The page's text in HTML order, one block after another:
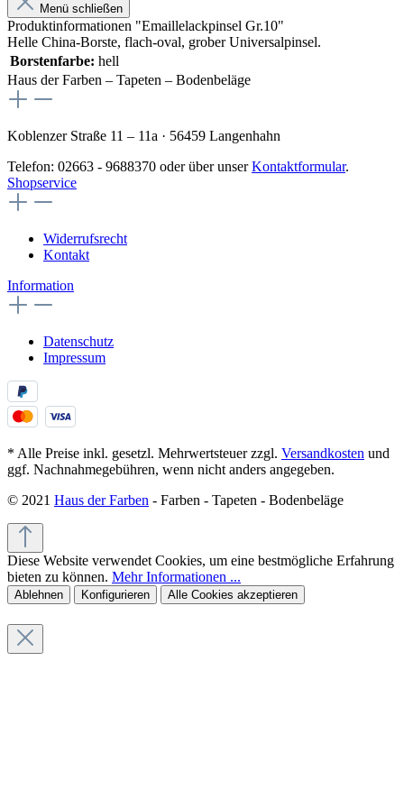
Menü schließen
Produktinformationen "Emaillelackpinsel Gr.10"
Helle China-Borste, flach-oval, grober Universalpinsel.
Borstenfarbe: hell
Haus der Farben – Tapeten – Bodenbeläge
Koblenzer Straße 11 – 11a · 56459 Langenhahn
Telefon: 02663 - 9688370 oder über unserKontaktformular.
Shopservice
Widerrufsrecht
Kontakt
Information
Datenschutz
Impressum
* Alle Preise inkl. gesetzl. Mehrwertsteuer zzgl. Versandkosten und
ggf. Nachnahmegebühren, wenn nicht anders angegeben.
© 2021 Haus der Farben - Farben - Tapeten - Bodenbeläge
Diese Website verwendet Cookies, um eine bestmögliche Erfahrung
bieten zu können. Mehr Informationen ...
Ablehnen Konfigurieren Alle Cookies akzeptieren